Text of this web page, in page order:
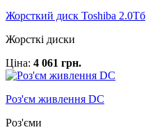
Жорсткий диск Toshiba 2.0Тб
Жорсткі диски
Ціна: 4 061 грн.
Роз'єм живлення DC
Роз'єми